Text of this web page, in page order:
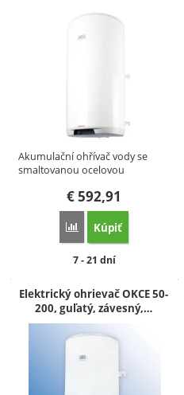
Akumulační ohřívač vody se
smaltovanou ocelovou
€592,91
Porovnať
Kúpiť
Dostupnosť:
7 - 21 dní
Elektrický ohrievač OKCE 50-
200, guľatý, závesný,…